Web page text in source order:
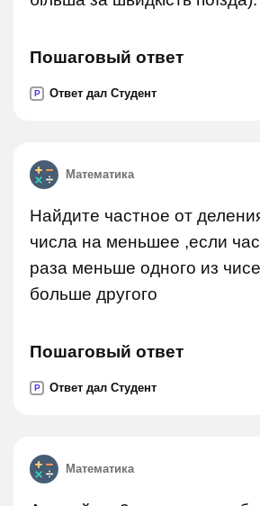
Пошаговый ответ
P Ответ дал Студент
Математика
Найдите частное от
числа на меньшее ,если
раза меньше одного из
больше другого
Пошаговый ответ
P Ответ дал Студент
Математика